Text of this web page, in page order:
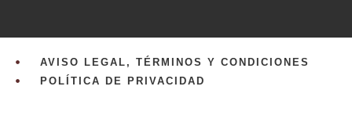
AVISO LEGAL, TÉRMINOS Y CONDICIONES
POLÍTICA DE PRIVACIDAD